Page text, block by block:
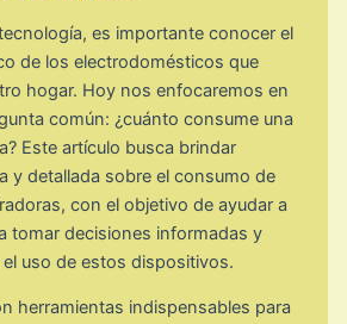
es importante conocer el
de los electrodomésticos que
hogar. Hoy nos enfocaremos en
común: ¿cuánto consume una
Este artículo busca brindar
y detallada sobre el consumo de
con el objetivo de ayudar a
tomar decisiones informadas y
uso de estos dispositivos.
herramientas indispensables para